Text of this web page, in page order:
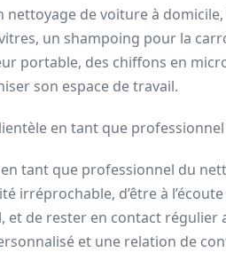
de voiture à
un shampoing pour la
portable, des chiffons en
son espace de travail.
en tant que
tant que professionnel du
irréprochable, d’être à
de rester en contact régulier
et une relation de